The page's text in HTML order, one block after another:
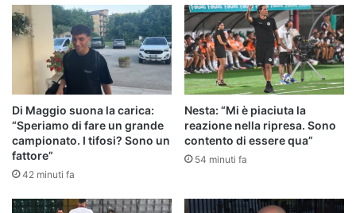
Di Maggio suona la carica:
“Speriamo di fare un grande
campionato. I tifosi? Sono un
fattore”
42 minuti fa
Nesta: “Mi è piaciuta la
reazione nella ripresa. Sono
contento di essere qua”
54 minuti fa